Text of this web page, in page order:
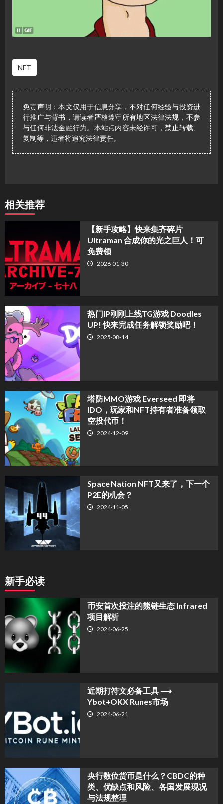
NFT
免责声明：本文仅用于信息分享，不对任何经验与投资进
行推广与背书，请读者严格遵守所有地区法律法规，不参
与任何非法金融行为。本站点内容未经许可，禁止转载、
复制等，违者将追究法律责任。
相关推荐
【新手攻略】快来集齐碎片
Ultraman 合成你的光之巨人！可
免费领
2026-01-30
热门IP刚刚上线TG游戏 Doodles
UP! 快来完成任务解锁奖励吧！
2025-08-14
塔防MMO游戏 Everseed 即将
IDO，玩家和NFT持有者准备领取
空投代币！
2024-12-09
Space Nation NFT又来了，下一个
P2E的机会？
2024-11-05
新手必读
币安首次投注的熊链生态 Infrared
项目解析
2024-06-25
近期打符文必备工具 ⟶
Ybot+OKX Runes市场
2024-06-21
央行数位货币是什么？CBDC的种
类、优缺点和风险、各国发展现况
与法规整理